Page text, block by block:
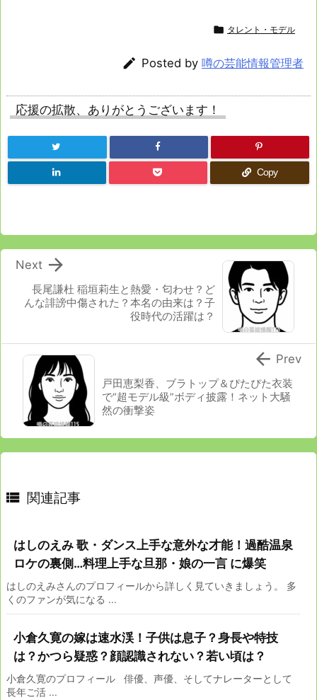
 タレント・モデル
 Posted by 噂の芸能情報管理者
応援の拡散、ありがとうございます！
Copy
長尾謙杜 稲垣莉生と熱愛・匂わせ？ど
んな誹謗中傷された？本名の由来は？子
役時代の活躍は？

Next
戸田恵梨香、ブラトップ＆ぴたぴた衣装
で“超モデル級”ボディ披露！ネット大騒
然の衝撃姿
 Prev
 関連記事
はしのえみ 歌・ダンス上手な意外な才能！過酷温泉
ロケの裏側…料理上手な旦那・娘の一言 に爆笑
はしのえみさんのプロフィールから詳しく見ていきましょう。 多
くのファンが気になる ...
小倉久寛の嫁は速水渓！子供は息子？身長や特技
は？かつら疑惑？顔認識されない？若い頃は？
小倉久寛のプロフィール 俳優、声優、そしてナレーターとして
長年ご活 ...